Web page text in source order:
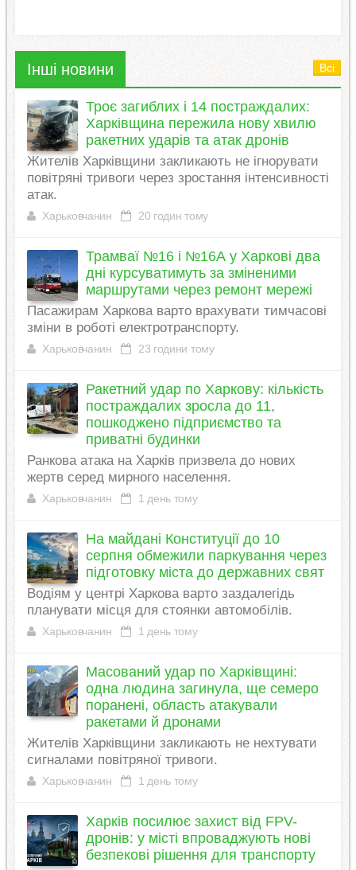
Інші новини Всі
Троє загиблих і 14 постраждалих:
Харківщина пережила нову хвилю
ракетних ударів та атак дронів
Жителів Харківщини закликають не ігнорувати
повітряні тривоги через зростання інтенсивності
атак.
Харьковчанин 20 годин тому
Трамваї №16 і №16А у Харкові два
дні курсуватимуть за зміненими
маршрутами через ремонт мережі
Пасажирам Харкова варто врахувати тимчасові
зміни в роботі електротранспорту.
Харьковчанин 23 години тому
Ракетний удар по Харкову: кількість
постраждалих зросла до 11,
пошкоджено підприємство та
приватні будинки
Ранкова атака на Харків призвела до нових
жертв серед мирного населення.
Харьковчанин 1 день тому
На майдані Конституції до 10
серпня обмежили паркування через
підготовку міста до державних свят
Водіям у центрі Харкова варто заздалегідь
планувати місця для стоянки автомобілів.
Харьковчанин 1 день тому
Масований удар по Харківщині:
одна людина загинула, ще семеро
поранені, область атакували
ракетами й дронами
Жителів Харківщини закликають не нехтувати
сигналами повітряної тривоги.
Харьковчанин 1 день тому
Харків посилює захист від FPV-
дронів: у місті впроваджують нові
безпекові рішення для транспорту